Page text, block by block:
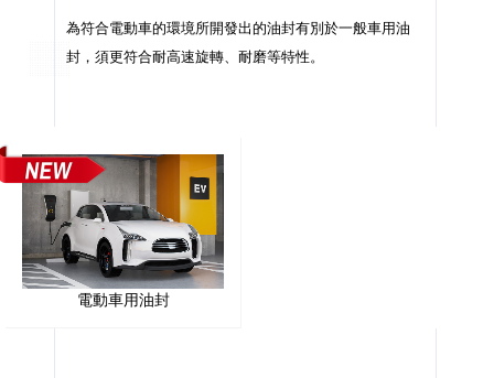
為符合電動車的環境所開發出的油封有別於一般車用油
封，須更符合耐高速旋轉、耐磨等特性。
電動車用油封